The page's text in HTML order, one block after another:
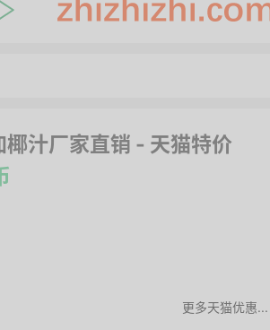
汁厂家直销 - 天猫特价
更多天猫优惠...